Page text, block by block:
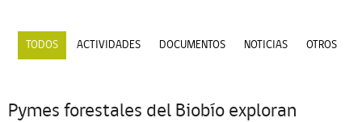
TODOS ACTIVIDADES DOCUMENTOS NOTICIAS OTROS
Pymes forestales del Biobío exploran